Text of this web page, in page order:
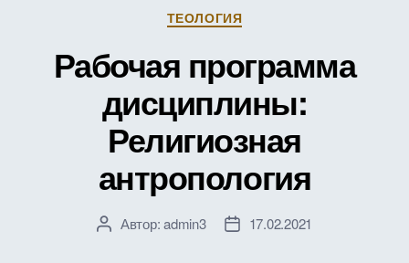
Рубрики
ТЕОЛОГИЯ
Рабочая программа
дисциплины:
Религиозная
антропология
АвторАвтор:admin3
Дата17.02.2021